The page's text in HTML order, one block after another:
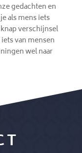
gedachten en
als mens iets
verschijnsel
van mensen
wel naar